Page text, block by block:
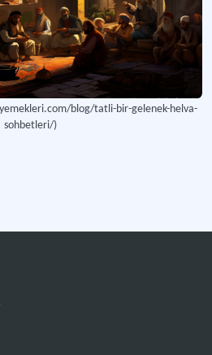
blog/tatli-bir-gelenek-helva-
sohbetleri/)